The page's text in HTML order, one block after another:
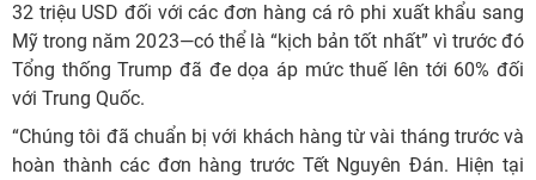
32 triệu USD đối với các đơn hàng cá rô phi xuất khẩu sang
Mỹ trong năm 2023—có thể là “kịch bản tốt nhất” vì trước đó
Tổng thống Trump đã đe dọa áp mức thuế lên tới 60% đối
với Trung Quốc.
“Chúng tôi đã chuẩn bị với khách hàng từ vài tháng trước và
hoàn thành các đơn hàng trước Tết Nguyên Đán. Hiện tại